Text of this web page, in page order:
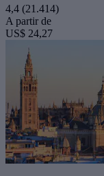
4,4 (21.414)
A partir de
US$ 24,27